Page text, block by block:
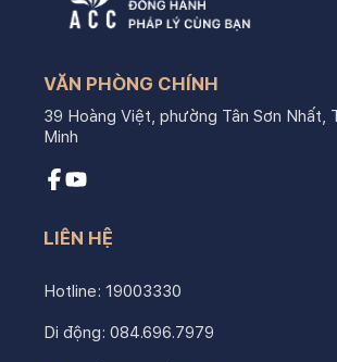
VĂN PHÒNG CHÍNH
39 Hoàng Việt, phường Tân Sơn Nhất,
Minh
LIÊN HỆ
Hotline: 19003330
Di động: 084.696.7979